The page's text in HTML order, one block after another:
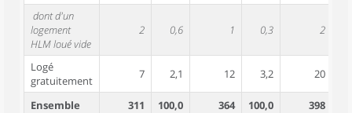
dont d'un
logement
HLM loué vide
2 0,6 1 0,3 2
Logé
gratuitement
7 2,1 12 3,2 20
Ensemble 311 100,0 364 100,0 398